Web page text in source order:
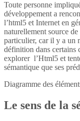
Toute personne
développement a
l’html5 et Internet en
naturellement source
particulier, car il y a un
définition dans certains
explorer l’Html5 et
sémantique que ses
Diagramme des
Le sens de la